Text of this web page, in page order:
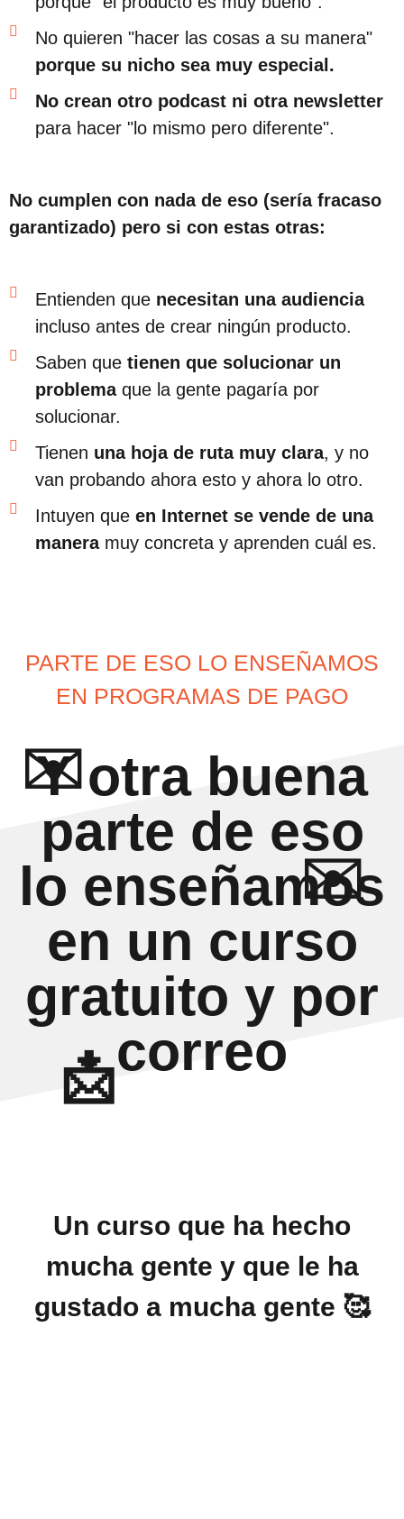
No quieren "hacer las cosas a su manera"
porque su nicho sea muy especial.
No crean otro podcast ni otra newsletter
para hacer "lo mismo pero diferente".
No cumplen con nada de eso (sería fracaso
garantizado) pero si con estas otras:
Entienden que necesitan una audiencia
incluso antes de crear ningún producto.
Saben que tienen que solucionar un
problemaque la gente pagaría por
solucionar.
Tienen una hoja de ruta muy clara, y no
van probando ahora esto y ahora lo otro.
Intuyen que en Internet se vende de una
maneramuy concreta y aprenden cuál es.
PARTE DE ESO LO ENSEÑAMOS
EN PROGRAMAS DE PAGO
Y otra buena
parte de eso
lo enseñamos
en un curso
gratuito y por
correo
✉️
📩
✉️
Un curso que ha hecho
mucha gente y que le ha
gustado a mucha gente 🥰